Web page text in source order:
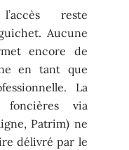
reste
Aucune
encore de
en tant que
La
foncières via
Patrim) ne
délivré par le